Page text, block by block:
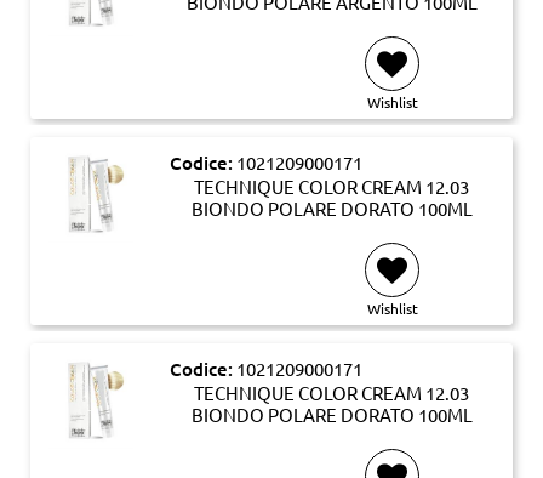
Wishlist
Codice: 1021209000171
TECHNIQUE COLOR CREAM 12.03
BIONDO POLARE DORATO 100ML
Wishlist
Codice: 1021209000171
TECHNIQUE COLOR CREAM 12.03
BIONDO POLARE DORATO 100ML